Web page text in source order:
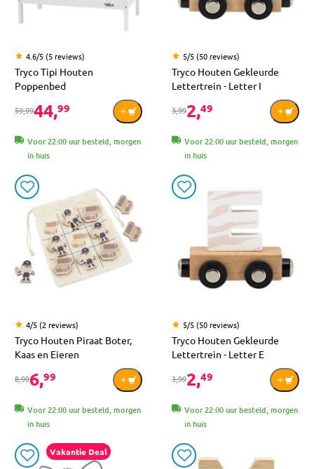
4.6/5 (5 reviews)
Tryco Tipi Houten
Poppenbed
59,9944,99
Voor 22:00 uur besteld, morgen
in huis
5/5 (50 reviews)
Tryco Houten Gekleurde
Lettertrein - Letter I
3,992,49
Voor 22:00 uur besteld, morgen
in huis
4/5 (2 reviews)
Tryco Houten Piraat Boter,
Kaas en Eieren
8,996,99
Voor 22:00 uur besteld, morgen
in huis
5/5 (50 reviews)
Tryco Houten Gekleurde
Lettertrein - Letter E
3,992,49
Voor 22:00 uur besteld, morgen
in huis
Vakantie Deal